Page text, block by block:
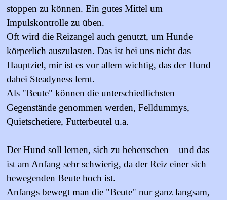
stoppen zu können. Ein gutes Mittel um
Impulskontrolle zu üben.
Oft wird die Reizangel auch genutzt, um Hunde
körperlich auszulasten. Das ist bei uns nicht das
Hauptziel, mir ist es vor allem wichtig, das der Hund
dabei Steadyness lernt.
Als "Beute" können die unterschiedlichsten
Gegenstände genommen werden, Felldummys,
Quietschetiere, Futterbeutel u.a.
Der Hund soll lernen, sich zu beherrschen – und das
ist am Anfang sehr schwierig, da der Reiz einer sich
bewegenden Beute hoch ist.
Anfangs bewegt man die "Beute" nur ganz langsam,